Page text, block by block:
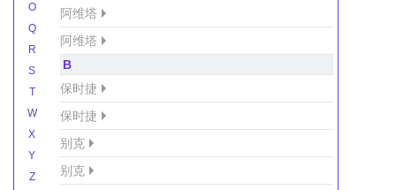
O
Q
R
S
T
W
X
Y
Z
阿维塔
阿维塔
B
保时捷
保时捷
别克
别克